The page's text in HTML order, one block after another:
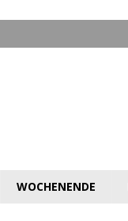
WOCHENENDE